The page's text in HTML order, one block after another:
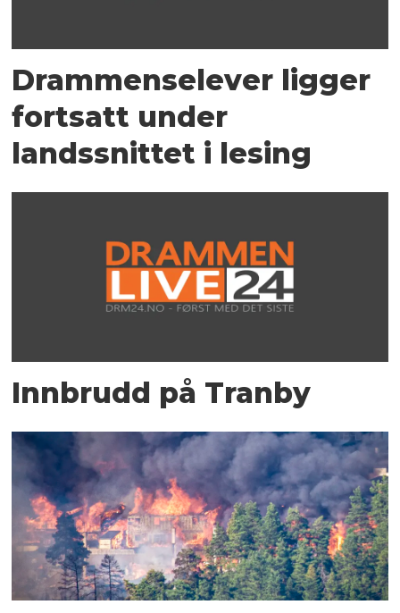
Drammenselever ligger
fortsatt under
landssnittet i lesing
Innbrudd på Tranby